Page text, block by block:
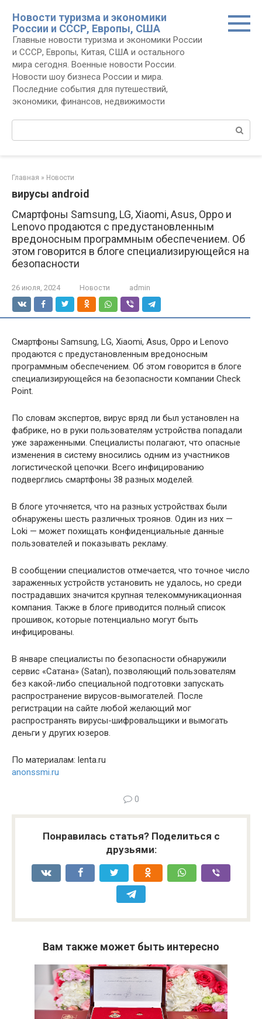
контенту
Новости туризма и экономики
России и СССР, Европы, США
Главные новости туризма и экономики России
и СССР, Европы, Китая, США и остального
мира сегодня. Военные новости России.
Новости шоу бизнеса России и мира.
Последние события для путешествий,
экономики, финансов, недвижимости
Поиск:
Главная » Новости
вирусы android
Смартфоны Samsung, LG, Xiaomi, Asus, Oppo и
Lenovo продаются с предустановленным
вредоносным программным обеспечением. Об
этом говорится в блоге специализирующейся на
безопасности
26 июля, 2024 Новости admin
Смартфоны Samsung, LG, Xiaomi, Asus, Oppo и Lenovo
продаются с предустановленным вредоносным
программным обеспечением. Об этом говорится в блоге
специализирующейся на безопасности компании Check
Point.
По словам экспертов, вирус вряд ли был установлен на
фабрике, но в руки пользователям устройства попадали
уже зараженными. Специалисты полагают, что опасные
изменения в систему вносились одним из участников
логистической цепочки. Всего инфицированию
подверглись смартфоны 38 разных моделей.
В блоге уточняется, что на разных устройствах были
обнаружены шесть различных троянов. Один из них —
Loki — может похищать конфиденциальные данные
пользователей и показывать рекламу.
В сообщении специалистов отмечается, что точное число
зараженных устройств установить не удалось, но среди
пострадавших значится крупная телекоммуникационная
компания. Также в блоге приводится полный список
прошивок, которые потенциально могут быть
инфицированы.
В январе специалисты по безопасности обнаружили
сервис «Сатана» (Satan), позволяющий пользователям
без какой-либо специальной подготовки запускать
распространение вирусов-вымогателей. После
регистрации на сайте любой желающий мог
распространять вирусы-шифровальщики и вымогать
деньги у других юзеров.
По материалам: lenta.ru
anonssmi.ru
0
Понравилась статья? Поделиться с
друзьями:
Вам также может быть интересно